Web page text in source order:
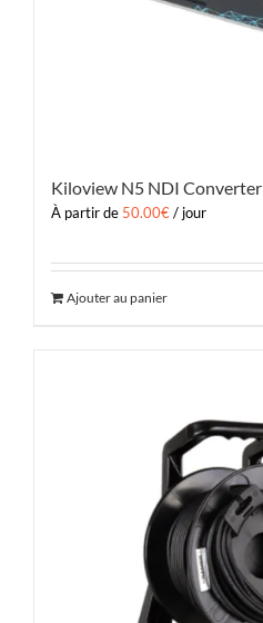
Kiloview N5 NDI Converter
À partir de 50.00€/ jour
Ajouter au panier